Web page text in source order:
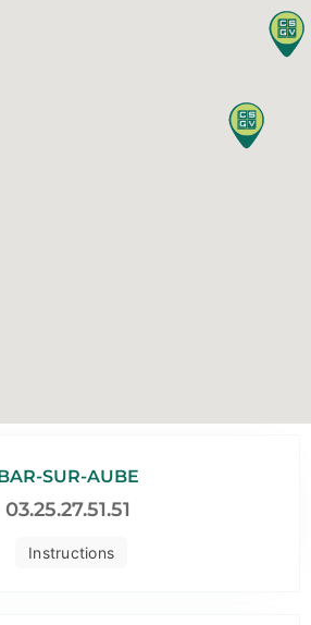
Instructions
SUR-AUBE
03.25.27.51.51